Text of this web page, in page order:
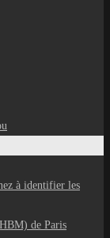
à identifier les
de Paris